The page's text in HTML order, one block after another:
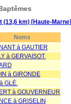
(13,6 km) [Haute-Marne]
Noms
à GAUTIER
à GERVAISOT.
à GIRONDE
GLÉ.
à GOUVERNEUR
à GRISELIN